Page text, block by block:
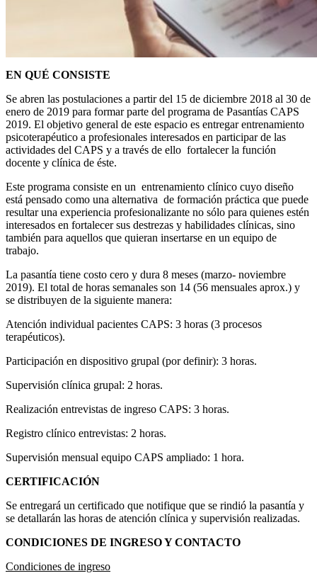
EN QUÉ CONSISTE
Se abren las postulaciones a partir del 15 de diciembre 2018 al 30 de
enero de 2019 para formar parte del programa de Pasantías CAPS
2019. El objetivo general de este espacio es entregar entrenamiento
psicoterapéutico a profesionales interesados en participar de las
actividades del CAPS y a través de ello fortalecer la función
docente y clínica de éste.
Este programa consiste en un entrenamiento clínico cuyo diseño
está pensado como una alternativa de formación práctica que puede
resultar una experiencia profesionalizante no sólo para quienes estén
interesados en fortalecer sus destrezas y habilidades clínicas, sino
también para aquellos que quieran insertarse en un equipo de
trabajo.
La pasantía tiene costo cero y dura 8 meses (marzo- noviembre
2019). El total de horas semanales son 14 (56 mensuales aprox.) y
se distribuyen de la siguiente manera:
Atención individual pacientes CAPS: 3 horas (3 procesos
terapéuticos).
Participación en dispositivo grupal (por definir): 3 horas.
Supervisión clínica grupal: 2 horas.
Realización entrevistas de ingreso CAPS: 3 horas.
Registro clínico entrevistas: 2 horas.
Supervisión mensual equipo CAPS ampliado: 1 hora.
CERTIFICACIÓN
Se entregará un certificado que notifique que se rindió la pasantía y
se detallarán las horas de atención clínica y supervisión realizadas.
CONDICIONES DE INGRESO Y CONTACTO
Condiciones de ingreso